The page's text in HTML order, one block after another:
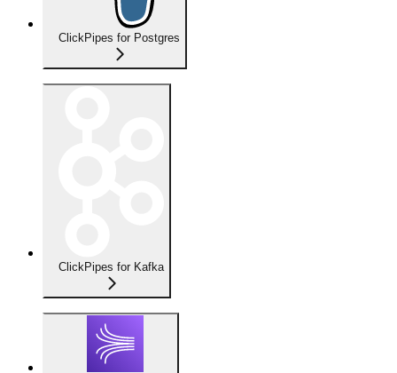
ClickPipes for Postgres
ClickPipes for Kafka